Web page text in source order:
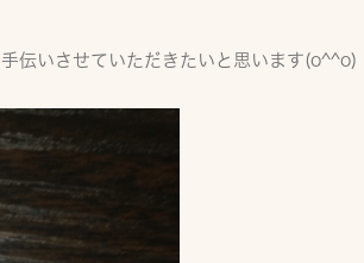
伝いさせていただきたいと思います(o^^o)